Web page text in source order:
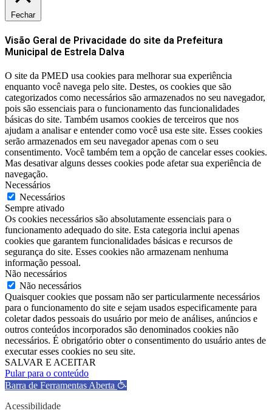
Fechar
Visão Geral de Privacidade do site da Prefeitura
Municipal de Estrela Dalva
O site da PMED usa cookies para melhorar sua experiência
enquanto você navega pelo site. Destes, os cookies que são
categorizados como necessários são armazenados no seu navegador,
pois são essenciais para o funcionamento das funcionalidades
básicas do site. Também usamos cookies de terceiros que nos
ajudam a analisar e entender como você usa este site. Esses cookies
serão armazenados em seu navegador apenas com o seu
consentimento. Você também tem a opção de cancelar esses cookies.
Mas desativar alguns desses cookies pode afetar sua experiência de
navegação.
Necessários
Necessários
Sempre ativado
Os cookies necessários são absolutamente essenciais para o
funcionamento adequado do site. Esta categoria inclui apenas
cookies que garantem funcionalidades básicas e recursos de
segurança do site. Esses cookies não armazenam nenhuma
informação pessoal.
Não necessários
Não necessários
Quaisquer cookies que possam não ser particularmente necessários
para o funcionamento do site e sejam usados ​​especificamente para
coletar dados pessoais do usuário por meio de análises, anúncios e
outros conteúdos incorporados são denominados cookies não
necessários. É obrigatório obter o consentimento do usuário antes de
executar esses cookies no seu site.
SALVAR E ACEITAR
Pular para o conteúdo
Barra de Ferramentas Aberta
Acessibilidade